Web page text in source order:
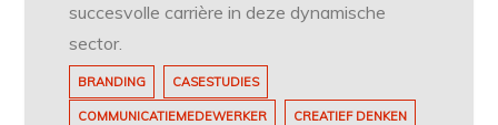
succesvolle carrière in deze dynamische
sector.
BRANDING CASESTUDIES
COMMUNICATIEMEDEWERKER CREATIEF DENKEN